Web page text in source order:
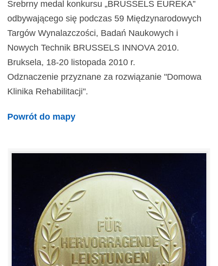
Srebrny medal konkursu „BRUSSELS EUREKA”
odbywającego się podczas 59 Międzynarodowych
Targów Wynalazczości, Badań Naukowych i
Nowych Technik BRUSSELS INNOVA 2010.
Bruksela, 18-20 listopada 2010 r.
Odznaczenie przyznane za rozwiązanie "Domowa
Klinika Rehabilitacji".
Powrót do mapy